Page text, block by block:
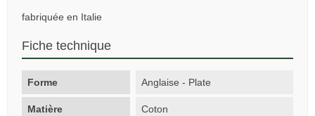
fabriquée en Italie
Fiche technique
Forme Anglaise - Plate
Matière Coton